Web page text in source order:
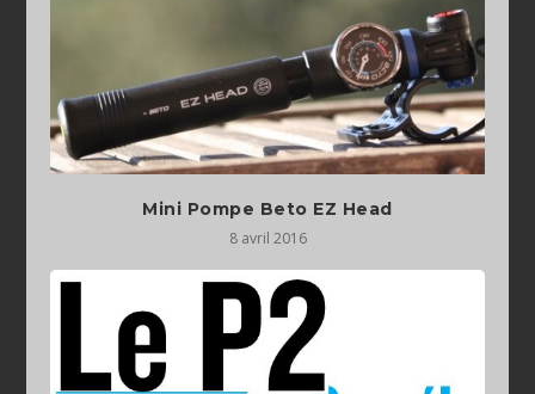
Mini Pompe Beto EZ Head
8 avril 2016